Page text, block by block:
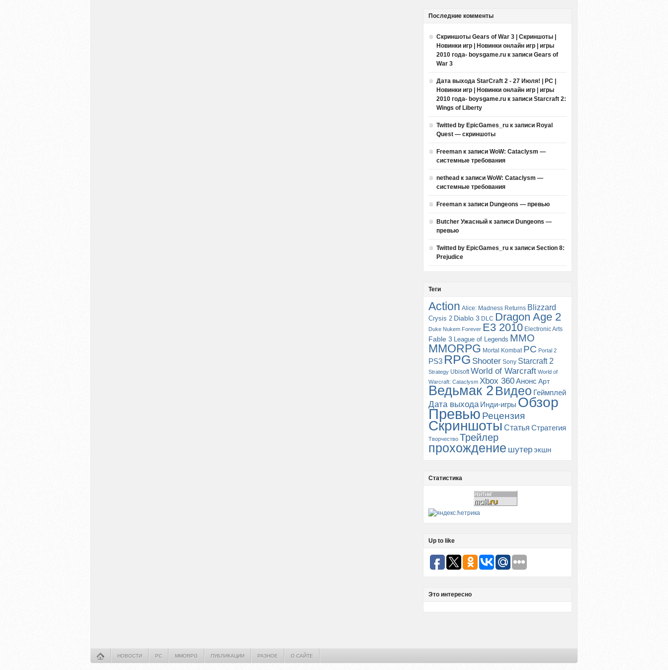
Последние комменты
Скриншоты Gears of War 3 | Скриншоты |
Новинки игр | Новинки онлайн игр | игры
2010 года- boysgame.ru к записи Gears of
War 3
Дата выхода StarCraft 2 - 27 Июля! | PC |
Новинки игр | Новинки онлайн игр | игры
2010 года- boysgame.ru к записи Starcraft 2:
Wings of Liberty
Twitted by EpicGames_ru к записи Royal
Quest — скриншоты
Freeman к записи WoW: Cataclysm —
системные требования
nethead к записи WoW: Cataclysm —
системные требования
Freeman к записи Dungeons — превью
Butcher Ужасный к записи Dungeons —
превью
Twitted by EpicGames_ru к записи Section 8:
Prejudice
Теги
Action Alice: Madness Returns Blizzard
Crysis 2 Diablo 3 DLC Dragon Age 2
Duke Nukem Forever E3 2010 Electronic Arts
Fable 3 League of Legends MMO
MMORPG Mortal Kombat PC Portal 2
PS3 RPG Shooter Sony Starcraft 2
Strategy Ubisoft World of Warcraft World of
Warcraft: Cataclysm Xbox 360Анонс Арт
Ведьмак 2 Видео Геймплей
Дата выхода Инди-игры Обзор
Превью Рецензия
Скриншоты Статья Стратегия
Творчество Трейлер
прохождение шутерэкшн
Статистика
Up to like
Это интересно
НОВОСТИ PC MMORPG ПУБЛИКАЦИИ РАЗНОЕ О САЙТЕ